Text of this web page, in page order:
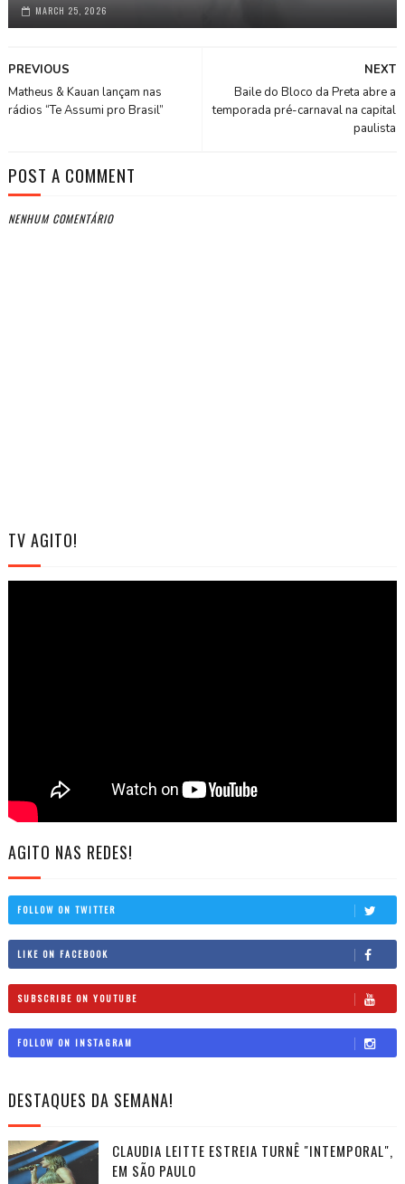
MARCH 25, 2026
NEXT
Baile do Bloco da Preta abre a
temporada pré-carnaval na capital
paulista
PREVIOUS
Matheus & Kauan lançam nas
rádios “Te Assumi pro Brasil”
POST A COMMENT
NENHUM COMENTÁRIO
TV AGITO!
AGITO NAS REDES!
FOLLOW ON TWITTER
LIKE ON FACEBOOK
SUBSCRIBE ON YOUTUBE
FOLLOW ON INSTAGRAM
DESTAQUES DA SEMANA!
CLAUDIA LEITTE ESTREIA TURNÊ "INTEMPORAL",
EM SÃO PAULO